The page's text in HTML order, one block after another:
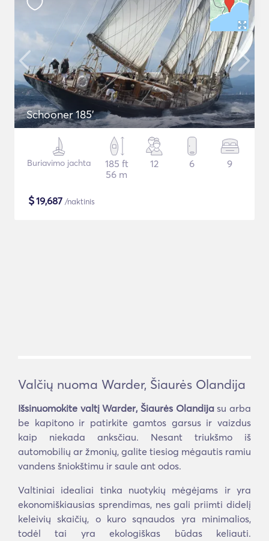
Schooner 185'
Buriavimo jachta
185 ft
56 m
12 6 9
$19,687 /naktinis
Valčių nuoma Warder, Šiaurės Olandija
Išsinuomokite valtį Warder, Šiaurės Olandijasu arba
be kapitono ir patirkite gamtos garsus ir vaizdus
kaip niekada anksčiau. Nesant triukšmo iš
automobilių ar žmonių, galite tiesiog mėgautis ramiu
vandens šniokštimu ir saule ant odos.
Valtiniai idealiai tinka nuotykių mėgėjams ir yra
ekonomiškiausias sprendimas, nes gali priimti didelį
keleivių skaičių, o kuro sąnaudos yra minimalios,
todėl tai yra ekologiškas būdas keliauti.